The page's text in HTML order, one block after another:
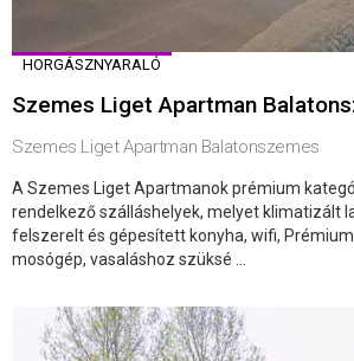
HORGÁSZNYARALÓ
Szemes Liget Apartman
Szemes Liget Apartman Balatonszemes
A Szemes Liget Apartmanok prémium
rendelkező szálláshelyek, melyet klimatizált
felszerelt és gépesített konyha, wifi, Prémium
mosógép, vasaláshoz szüksé ...